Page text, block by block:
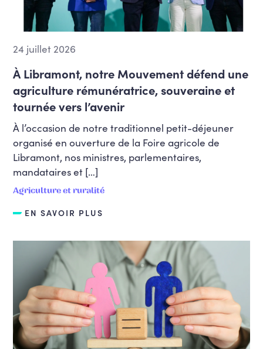
24 juillet 2026
À Libramont, notre Mouvement défend une
agriculture rémunératrice, souveraine et
tournée vers l’avenir
À l’occasion de notre traditionnel petit-déjeuner
organisé en ouverture de la Foire agricole de
Libramont, nos ministres, parlementaires,
mandataires et […]
Agriculture et ruralité
EN SAVOIR PLUS